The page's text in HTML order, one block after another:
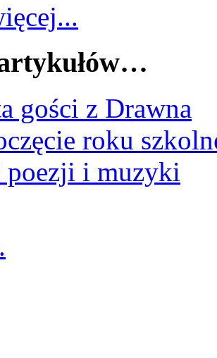
gości z Drawna
roku
poezji i muzyki